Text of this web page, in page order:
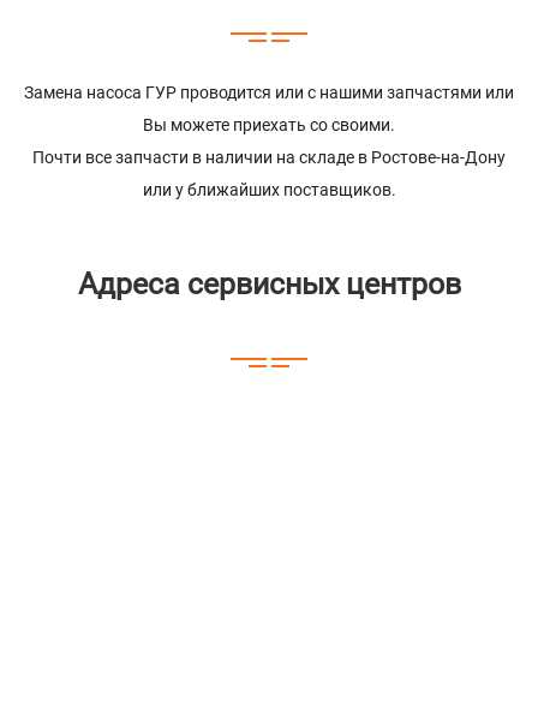
Замена насоса ГУР проводится или с нашими запчастями или
Вы можете приехать со своими.
Почти все запчасти в наличии на складе в Ростове-на-Дону
или у ближайших поставщиков.
Адреса сервисных центров